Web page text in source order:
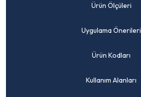
Ürün Ölçüleri
Uygulama Önerileri
Ürün Kodları
Kullanım Alanları